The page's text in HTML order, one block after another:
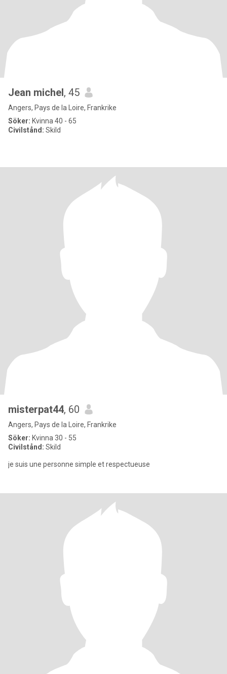
Jean michel, 45
Angers, Pays de la Loire, Frankrike
Söker: Kvinna 40 - 65
Civilstånd: Skild
misterpat44, 60
Angers, Pays de la Loire, Frankrike
Söker: Kvinna 30 - 55
Civilstånd: Skild
je suis une personne simple et respectueuse